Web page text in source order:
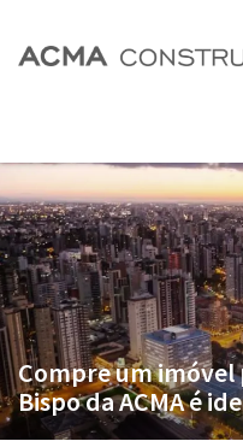
Compre um
Bispo da ACMA é